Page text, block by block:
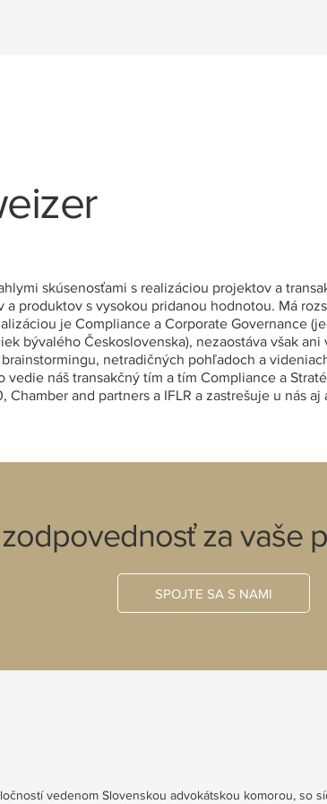
skúsenosťami s realizáciou projektov a
produktov s vysokou pridanou hodnotou. Má
je Compliance a Corporate Governance
bývalého Československa), nezaostáva však
netradičných pohľadoch a
náš transakčný tím a tím Compliance a
and partners a IFLR a zastrešuje u nás
za vaše
SPOJTE SA S NAMI
vedenom Slovenskou advokátskou komorou, so